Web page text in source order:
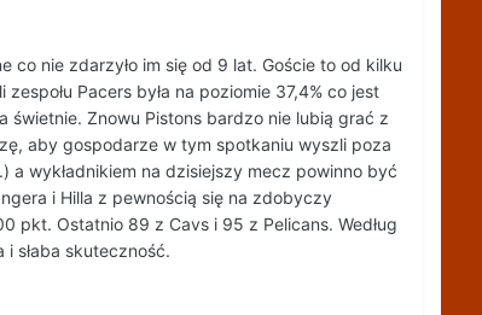
nie zdarzyło im się od 9 lat. Goście to od kilku
Pacers była na poziomie 37,4% co jest
świetnie. Znowu Pistons bardzo nie lubią grać z
aby gospodarze w tym spotkaniu wyszli poza
wykładnikiem na dzisiejszy mecz powinno być
i Hilla z pewnością się na zdobyczy
pkt. Ostatnio 89 z Cavs i 95 z Pelicans. Według
słaba skuteczność.